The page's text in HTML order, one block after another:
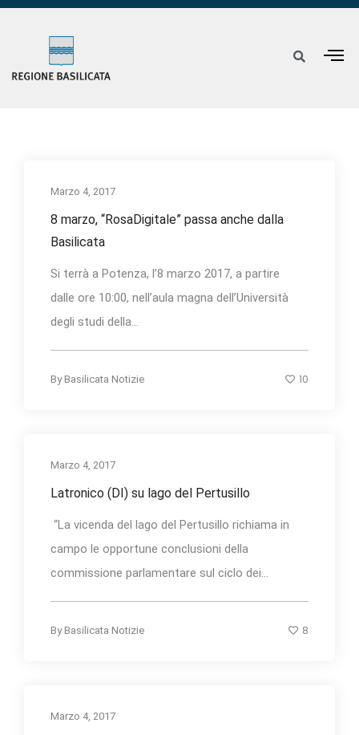
Marzo 4, 2017
8 marzo, “RosaDigitale” passa anche dalla
Basilicata
Si terrà a Potenza, l’8 marzo 2017, a partire
dalle ore 10:00, nell’aula magna dell’Università
degli studi della...
By Basilicata Notizie 10
Marzo 4, 2017
Latronico (DI) su lago del Pertusillo
“La vicenda del lago del Pertusillo richiama in
campo le opportune conclusioni della
commissione parlamentare sul ciclo dei...
By Basilicata Notizie 8
Marzo 4, 2017